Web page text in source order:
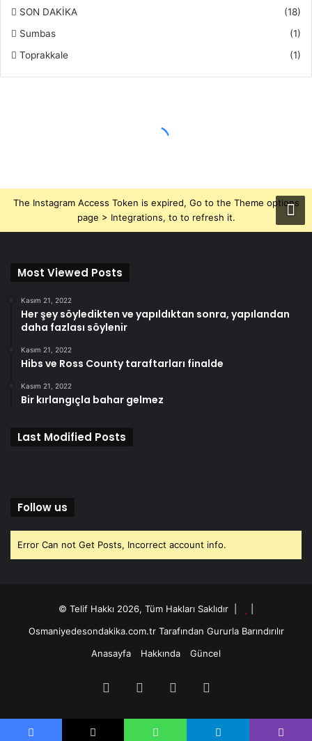
SON DAKİKA
(18)
Sumbas
(1)
Toprakkale
(1)
The Instagram Access Token is expired, Go to the Theme options
page > Integrations, to to refresh it.
Most Viewed Posts
Kasım 21, 2022
Her şey söyledikten ve yapıldıktan sonra, yapılandan
daha fazlası söylenir
Kasım 21, 2022
Hibs ve Ross County taraftarları finalde
Kasım 21, 2022
Bir kırlangıçla bahar gelmez
Last Modified Posts
Follow us
Error Can not Get Posts, Incorrect account info.
© Telif Hakkı 2026, Tüm Hakları Saklıdır |
Osmaniyedesondakika.com.trTarafından Gururla Barındırılır
Anasayfa
Hakkında Güncel
Facebook YouTube